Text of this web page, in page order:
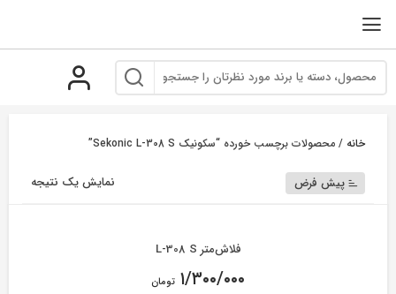
خانه / محصولات برچسب خورده “سکونیک Sekonic L-308 S”
نمایش یک نتیجه پیش فرض
فلاش‌متر L-308 S
۱/۳۰۰/۰۰۰ تومان